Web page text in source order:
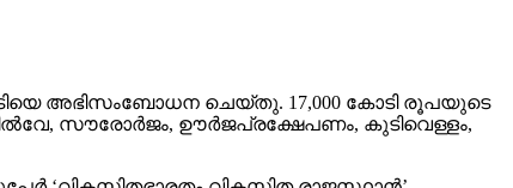
അഭിസംബോധന ചെയ്തു. 17,000 കോടി രൂപയുടെ
സൗരോര്‍ജം, ഊര്‍ജപ്രക്ഷേപണം, കുടിവെള്ളം,